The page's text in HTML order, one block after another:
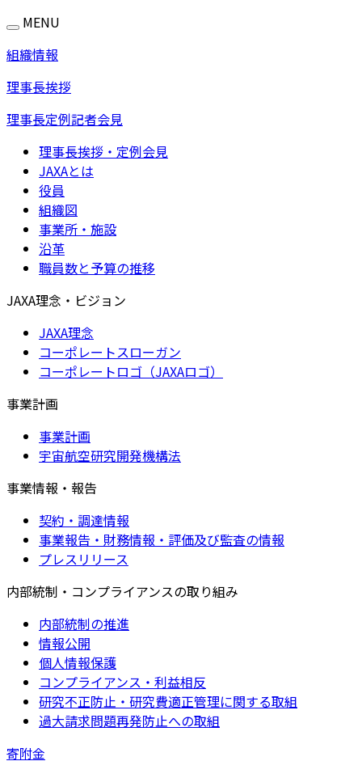
MENU
組織情報
理事長挨拶
理事長定例記者会見
理事長挨拶・定例会見
JAXAとは
役員
組織図
事業所・施設
沿革
職員数と予算の推移
JAXA理念・ビジョン
JAXA理念
コーポレートスローガン
コーポレートロゴ（JAXAロゴ）
事業計画
事業計画
宇宙航空研究開発機構法
事業情報・報告
契約・調達情報
事業報告・財務情報・評価及び監査の情報
プレスリリース
内部統制・コンプライアンスの取り組み
内部統制の推進
情報公開
個人情報保護
コンプライアンス・利益相反
研究不正防止・研究費適正管理に関する取組
過大請求問題再発防止への取組
寄附金